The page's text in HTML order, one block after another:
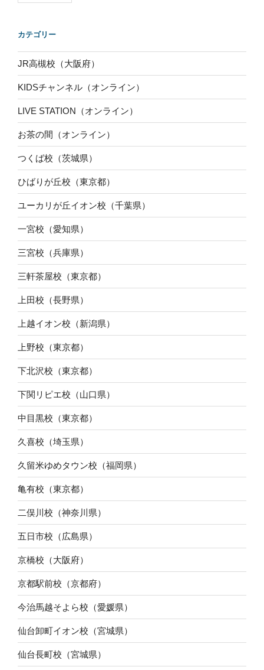
カテゴリー
JR高槻校（大阪府）
KIDSチャンネル（オンライン）
LIVE STATION（オンライン）
お茶の間（オンライン）
つくば校（茨城県）
ひばりが丘校（東京都）
ユーカリが丘イオン校（千葉県）
一宮校（愛知県）
三宮校（兵庫県）
三軒茶屋校（東京都）
上田校（長野県）
上越イオン校（新潟県）
上野校（東京都）
下北沢校（東京都）
下関リピエ校（山口県）
中目黒校（東京都）
久喜校（埼玉県）
久留米ゆめタウン校（福岡県）
亀有校（東京都）
二俣川校（神奈川県）
五日市校（広島県）
京橋校（大阪府）
京都駅前校（京都府）
今治馬越そよら校（愛媛県）
仙台卸町イオン校（宮城県）
仙台長町校（宮城県）